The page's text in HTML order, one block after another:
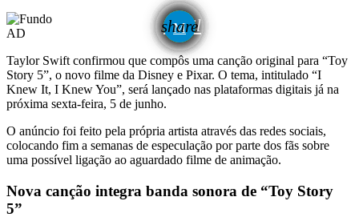
share
email
AD
Taylor Swift confirmou que compôs uma canção original para “Toy
Story 5”, o novo filme da Disney e Pixar. O tema, intitulado “I
Knew It, I Knew You”, será lançado nas plataformas digitais já na
próxima sexta-feira, 5 de junho.
O anúncio foi feito pela própria artista através das redes sociais,
colocando fim a semanas de especulação por parte dos fãs sobre
uma possível ligação ao aguardado filme de animação.
Nova canção integra banda sonora de “Toy Story
5”